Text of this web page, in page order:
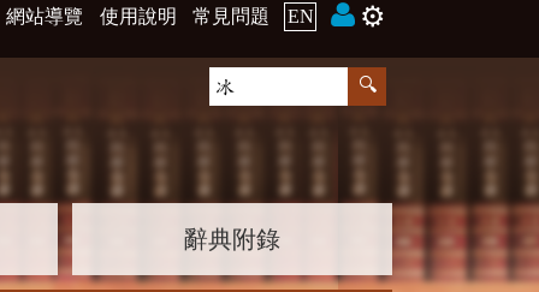
網站導覽 使用說明 常見問題 EN ⚙️
辭典附錄